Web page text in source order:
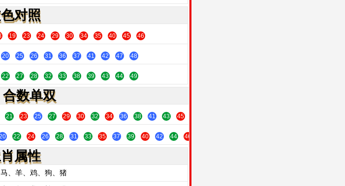
对照
19 23 24 29 30 34 35 40 45 46
20 25 26 31 36 37 41 42 47 48
22 27 28 32 33 38 39 43 44 49
合数单双
21 23 25 27 29 30 32 34 36 38 41 43 45
22 24 26 28 31 33 35 37 39 40 42 44 46
属性
、羊、鸡、狗、猪